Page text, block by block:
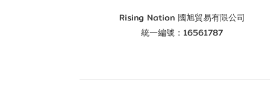
Rising Nation 國旭貿易有限公司
統一編號：16561787